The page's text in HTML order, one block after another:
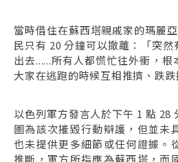
當時借住在蘇西塔親戚家的瑪麗
民只有 20 分鐘可以撤離：「突
出去......所有人都慌忙往外衝，根
大家在逃跑的時候互相推擠、跌跌
以色列軍方發言人於下午 1 點 28
圖為該次摧毀行動辯護，但並未
也未提供更多細節或任何證據。
推斷，軍方所指應為蘇西塔，而